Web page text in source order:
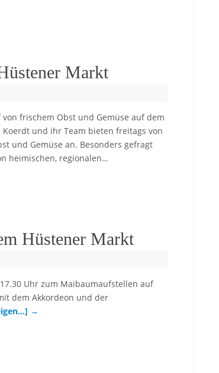
Markt
frischem Obst und Gemüse auf dem
und ihr Team bieten freitags von
und Gemüse an. Besonders gefragt
heimischen, regionalen…
Hüstener Markt
Uhr zum Maibaumaufstellen auf
dem Akkordeon und der
→